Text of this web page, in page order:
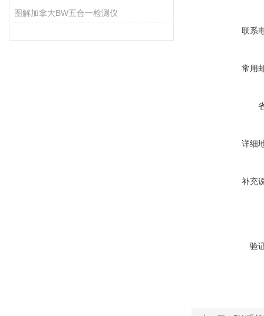
图解加拿大BW五合一检测仪
联系
常用
详细
补充
验